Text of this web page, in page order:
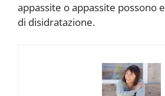
appassite o appassite possono
di disidratazione.